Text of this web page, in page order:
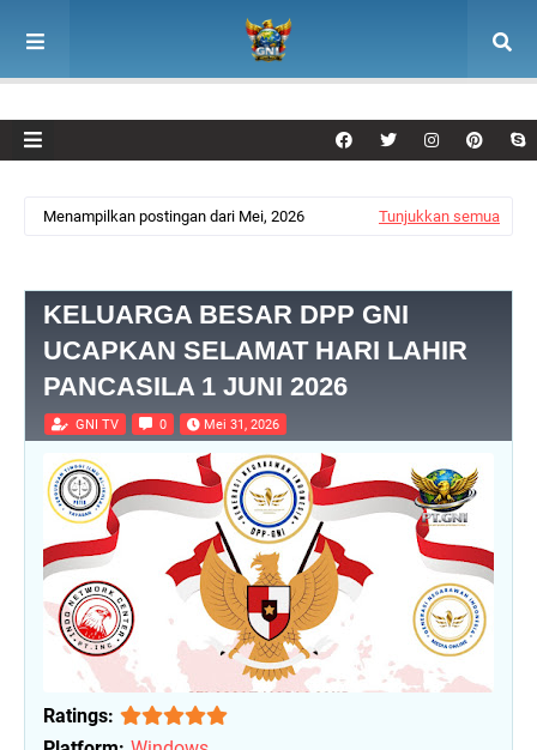
Menampilkan postingan dari Mei, 2026 Tunjukkan semua
KELUARGA BESAR DPP GNI
UCAPKAN SELAMAT HARI LAHIR
PANCASILA 1 JUNI 2026
GNI TV 0 Mei 31, 2026
Ratings: